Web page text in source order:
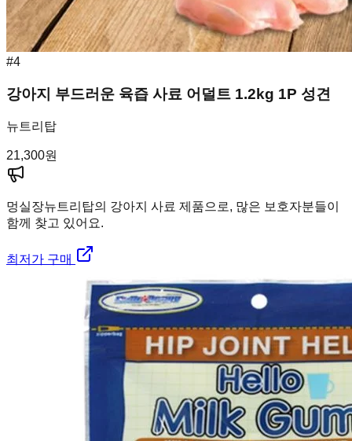
#4
강아지 부드러운 육즙 사료 어덜트 1.2kg 1P 성견
뉴트리탑
21,300원
멍실장뉴트리탑의 강아지 사료 제품으로, 많은 보호자분들이
함께 찾고 있어요.
최저가 구매